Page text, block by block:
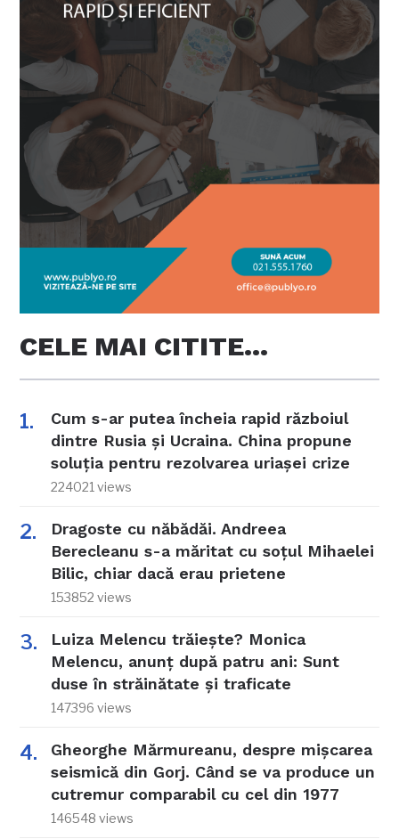
CELE MAI CITITE…
Cum s-ar putea încheia rapid războiul
dintre Rusia și Ucraina. China propune
soluția pentru rezolvarea uriașei crize
224021 views
Dragoste cu năbădăi. Andreea
Berecleanu s-a măritat cu soțul Mihaelei
Bilic, chiar dacă erau prietene
153852 views
Luiza Melencu trăiește? Monica
Melencu, anunț după patru ani: Sunt
duse în străinătate și traficate
147396 views
Gheorghe Mărmureanu, despre mișcarea
seismică din Gorj. Când se va produce un
cutremur comparabil cu cel din 1977
146548 views